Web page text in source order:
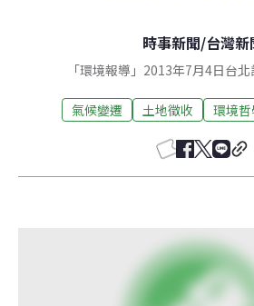
時事新聞/台灣新
「環境報導」2013年7月4日台
氣候變遷 土地徵收 環境